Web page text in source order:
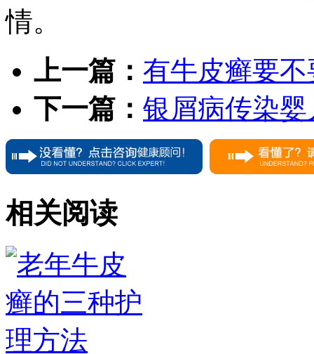
情。
上一篇： 有牛皮癣要
下一篇： 银屑病传染婴
相关阅读